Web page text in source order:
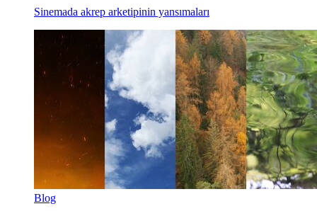
Sinemada akrep arketipinin yansımaları
Blog